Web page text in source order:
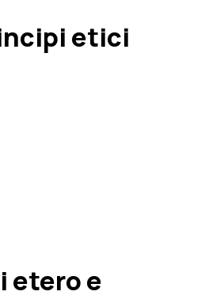
etici
etero e